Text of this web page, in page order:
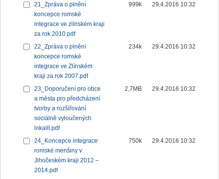
21_Zpráva o plnění
koncepce romské
integrace ve zlínském kraji
za rok 2010.pdf
999k 29.4.2016 10:32
22_Zpráva o plnění
koncepce romské
integrace ve Zlínském
kraji za rok 2007.pdf
234k 29.4.2016 10:32
23_Doporučení pro obce
a města pro předcházení
tvorby a rozšiřování
sociálně vyloučených
lokalit.pdf
2,7MB 29.4.2016 10:32
24_Koncepce integrace
romské menšiny v
Jihočeském kraji 2012 –
2014.pdf
750k 29.4.2016 10:32